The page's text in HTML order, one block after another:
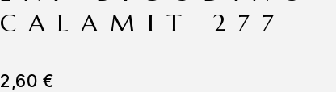
CALAMIT 277
2,60€